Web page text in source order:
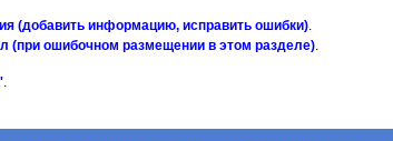
(добавить информацию, исправить ошибки).
(при ошибочном размещении в этом разделе).
.